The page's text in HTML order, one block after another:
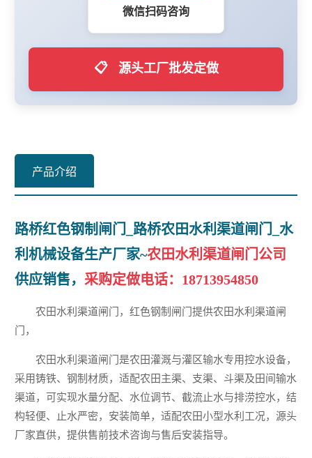
微信扫码咨询
📋 源头工厂批发定做
产品介绍
路桥红色钢制闸门_路桥农田水利渠道闸门_水
利机械设备生产厂家~农田水利渠道闸门公司
供应销售，采购定做电话： 18713954850
农田水利渠道闸门，红色钢制闸门提供农田水利渠道闸
门，
农田水利渠道闸门是农田灌溉与灌区输水专用控水设备，
采用铸铁、钢制材质，适配农田主渠、支渠、斗渠及田间输水
渠道，可实现水量分配、水位调节、截流止水与排涝控水，结
构轻便、止水严密，安装简单，适配农田小型水利工况，源头
厂家直供，提供售前技术咨询与售后安装指导。